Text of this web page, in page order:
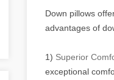
Down pillows
advantages of
1) Superior
exceptional